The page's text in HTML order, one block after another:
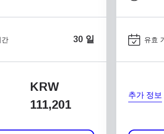
간 30 일
KRW
111,201
유효
추가 정보